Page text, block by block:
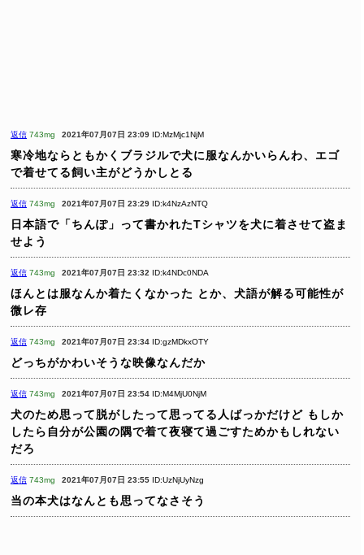
返信 743mg 2021年07月07日 23:09 ID:MzMjc1NjM
寒冷地ならともかくブラジルで犬に服なんかいらんわ、エゴ
で着せてる飼い主がどうかしとる
返信 743mg 2021年07月07日 23:29 ID:k4NzAzNTQ
日本語で「ちんぽ」って書かれたTシャツを犬に着させて盗ま
せよう
返信 743mg 2021年07月07日 23:32 ID:k4NDc0NDA
ほんとは服なんか着たくなかった とか、犬語が解る可能性が
微レ存
返信 743mg 2021年07月07日 23:34 ID:gzMDkxOTY
どっちがかわいそうな映像なんだか
返信 743mg 2021年07月07日 23:54 ID:M4MjU0NjM
犬のため思って脱がしたって思ってる人ばっかだけど もしか
したら自分が公園の隅で着て夜寝て過ごすためかもしれない
だろ
返信 743mg 2021年07月07日 23:55 ID:UzNjUyNzg
当の本犬はなんとも思ってなさそう